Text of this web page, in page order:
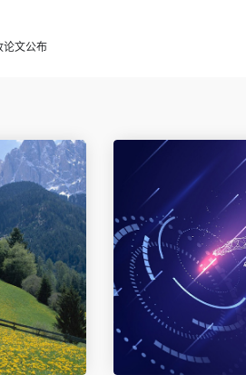
论文公布